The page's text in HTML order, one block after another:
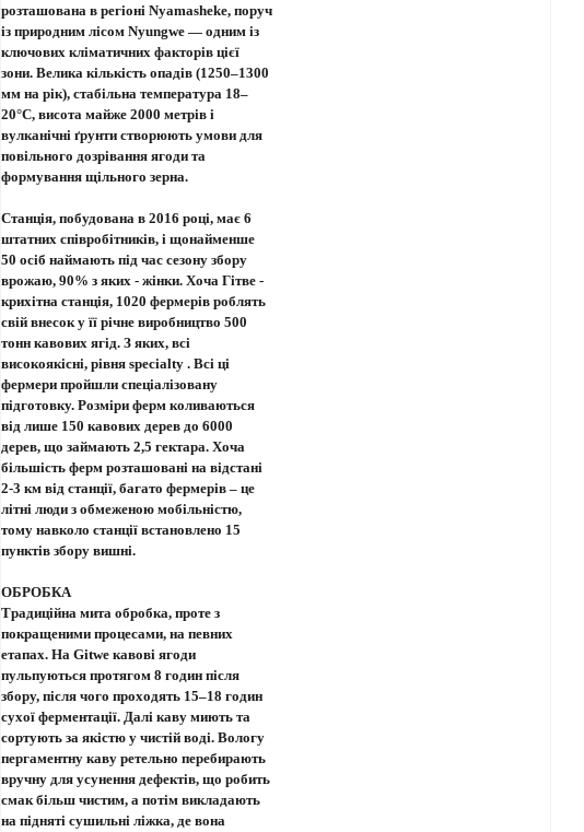
розташована в регіоні Nyamasheke, поруч
із природним лісом Nyungwe — одним із
ключових кліматичних факторів цієї
зони. Велика кількість опадів (1250–1300
мм на рік), стабільна температура 18–
20°C, висота майже 2000 метрів і
вулканічні ґрунти створюють умови для
повільного дозрівання ягоди та
формування щільного зерна.
Станція, побудована в 2016 році, має 6
штатних співробітників, і щонайменше
50 осіб наймають під час сезону збору
врожаю, 90% з яких - жінки. Хоча Гітве -
крихітна станція, 1020 фермерів роблять
свій внесок у її річне виробництво 500
тонн кавових ягід. З яких, всі
високоякісні, рівня specialty . Всі ці
фермери пройшли спеціалізовану
підготовку. Розміри ферм коливаються
від лише 150 кавових дерев до 6000
дерев, що займають 2,5 гектара. Хоча
більшість ферм розташовані на відстані
2-3 км від станції, багато фермерів – це
літні люди з обмеженою мобільністю,
тому навколо станції встановлено 15
пунктів збору вишні.
ОБРОБКА
Традиційна мита обробка, проте з
покращеними процесами, на певних
етапах. На Gitwe кавові ягоди
пульпуються протягом 8 годин після
збору, після чого проходять 15–18 годин
сухої ферментації. Далі каву миють та
сортують за якістю у чистій воді. Вологу
пергаментну каву ретельно перебирають
вручну для усунення дефектів, що робить
смак більш чистим, а потім викладають
на підняті сушильні ліжка, де вона